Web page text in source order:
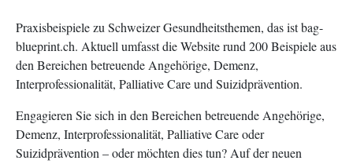
Praxisbeispiele zu Schweizer Gesundheitsthemen, das ist bag-
blueprint.ch. Aktuell umfasst die Website rund 200 Beispiele aus
den Bereichen betreuende Angehörige, Demenz,
Interprofessionalität, Palliative Care und Suizidprävention.
Engagieren Sie sich in den Bereichen betreuende Angehörige,
Demenz, Interprofessionalität, Palliative Care oder
Suizidprävention – oder möchten dies tun? Auf der neuen